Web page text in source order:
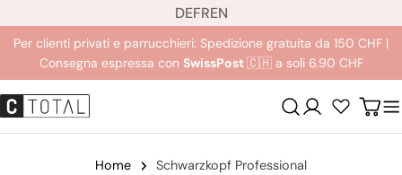
contenuto
i
g
u
a
DE EN
FR
Per clienti privati e parrucchieri: Spedizione gratuita da 150 CHF |
Consegna espressa con SwissPost🇨🇭 a soli 6.90 CHF
Login
Home Schwarzkopf Professional